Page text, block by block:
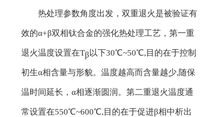
热处理参数角度出发，双重退火是被验证有
效的α+β双相钛合金的强化热处理工艺，第一重
退火温度设置在Tβ 以下30℃~50℃,目的在于控制
初生α相含量与形貌。温度越高而含量越少,随保
温时间延长，α相逐渐圆润。第二重退火温度通
常设置在550℃~600℃,目的在于促进β相中析出